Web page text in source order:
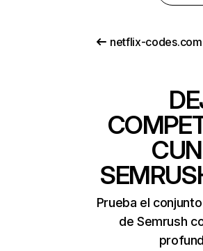
netflix-codes.com
Prueba el
de Semrush